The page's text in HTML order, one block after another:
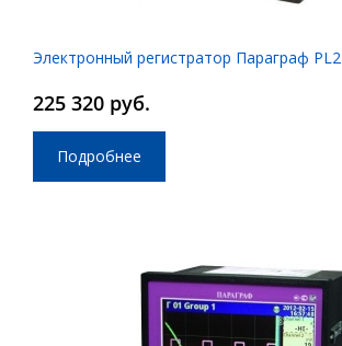
Электронный регистратор Параграф PL2
225 320 руб.
Подробнее